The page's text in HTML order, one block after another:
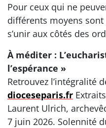
Pour ceux qui ne
différents moyens
s’unir aux côtés des
À méditer :
l’espérance »
Retrouvez l’intégralité
dioceseparis.fr
Laurent Ulrich,
7 juin 2026. Solennité